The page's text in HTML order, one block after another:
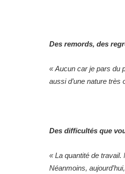
Des remords, des
« Aucun car je pars du
aussi d’une nature
Des difficultés que
« La quantité de travail.
Néanmoins,